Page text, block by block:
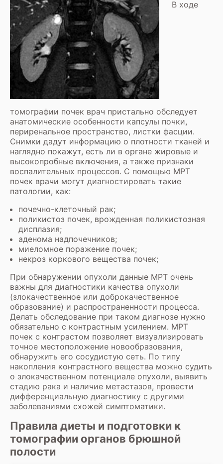
В ходе
томографии почек врач пристально обследует
анатомические особенности капсулы почки,
периренальное пространство, листки фасции.
Снимки дадут информацию о плотности тканей и
наглядно покажут, есть ли в органе жировые и
высокопробные включения, а также признаки
воспалительных процессов. С помощью МРТ
почек врачи могут диагностировать такие
патологии, как:
почечно-клеточный рак;
поликистоз почек, врожденная поликистозная
дисплазия;
аденома надпочечников;
миеломное поражение почек;
некроз коркового вещества почек;
При обнаружении опухоли данные МРТ очень
важны для диагностики качества опухоли
(злокачественное или доброкачественное
образование) и распространенности процесса.
Делать обследование при таком диагнозе нужно
обязательно с контрастным усилением. МРТ
почек с контрастом позволяет визуализировать
точное местоположение новообразования,
обнаружить его сосудистую сеть. По типу
накопления контрастного вещества можно судить
о злокачественном потенциале опухоли, выявить
стадию рака и наличие метастазов, провести
дифференциальную диагностику с другими
заболеваниями схожей симптоматики.
Правила диеты и подготовки к
томографии органов брюшной
полости